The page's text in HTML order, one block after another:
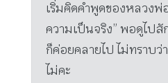
เริ่มคิดคำพูดของหลวงพ่
ความเป็นจริง” พอดูไป
ก็ค่อยคลายไป ไม่ทราบ
ไม่คะ